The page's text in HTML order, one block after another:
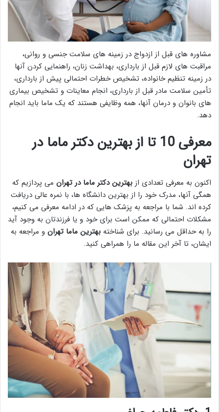
مشاوره های قبل از ازدواج در زمینه های سلامت جنسی و روانی،
مراقبت های لازم قبل از بارداری، بهداشت زنان، راهنمایی کردن آنها
در زمینه تنظیم خانواده، تشخیص خطرات احتمالی پیش از بارداری،
تأمین سلامت مادر قبل از بارداری، انجام معاینات و تشخیص بیماری
های بانوان و درمان آنها، همه وظایفی هستند که یک ماما باید انجام
دهد.
معرفی 10 تا از بهترین دکتر ماما در
تهران
اکنون به معرفی تعدادی از بهترین دکتر ماما در تهران می پردازیم که
همگی آنها، مدرک خود را از بهترین دانشگاه ها، با نمره عالی دریافت
کرده اند. شما با مراجعه به پزشک هایی که در ادامه معرفی می کنیم،
مشکلات احتمالی که ممکن است برای خود و یا فرزندتان به وجود آید
را به حداقل می رسانید. برای شناخته بهترین ماما تهران و مراجعه به
ایشان، تا آخر این مقاله ما را همراهی کنید.